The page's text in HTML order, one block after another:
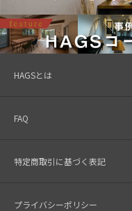
HAGSとは
FAQ
特定商取引に基づく表記
プライバシーポリシー